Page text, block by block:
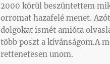
2000 körül beszüntettem
orromat hazafelé menet.
dolgokat ismét amióta
több poszt a kívánságom.A
rettenetesen unom.